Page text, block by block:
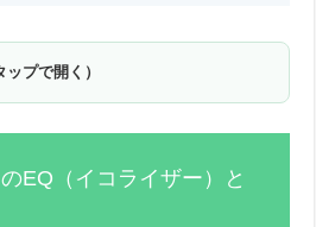
プで開く）
EQ（イコライザー）と